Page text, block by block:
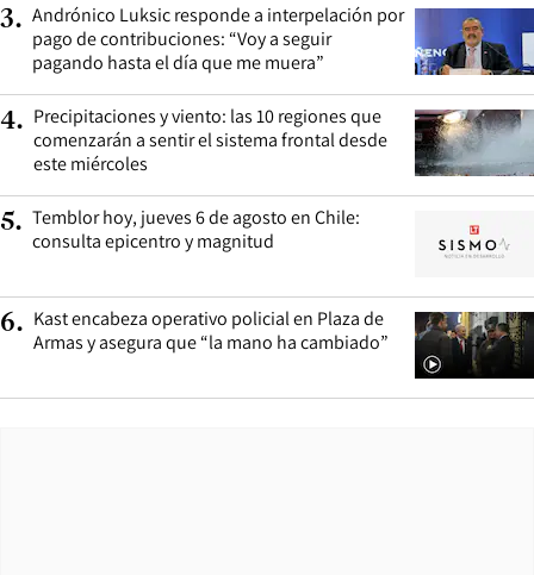
3. Andrónico Luksic responde a interpelación por
pago de contribuciones: “Voy a seguir
pagando hasta el día que me muera”
4. Precipitaciones y viento: las 10 regiones que
comenzarán a sentir el sistema frontal desde
este miércoles
5. Temblor hoy, jueves 6 de agosto en Chile:
consulta epicentro y magnitud
6. Kast encabeza operativo policial en Plaza de
Armas y asegura que “la mano ha cambiado”